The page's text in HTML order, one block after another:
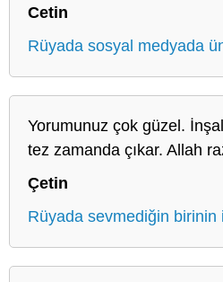
Cetin
Rüyada sosyal medyada
Yorumunuz çok güzel.
tez zamanda çıkar. Allah
Çetin
Rüyada sevmediğin birinin